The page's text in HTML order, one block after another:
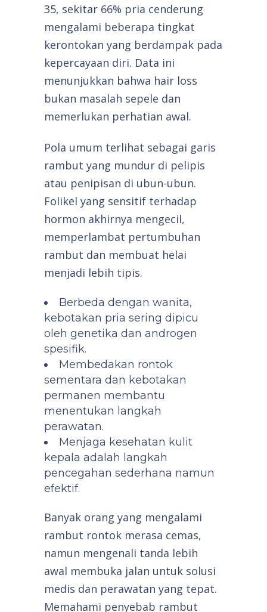
35, sekitar 66% pria cenderung
mengalami beberapa tingkat
kerontokan yang berdampak pada
kepercayaan diri. Data ini
menunjukkan bahwa hair loss
bukan masalah sepele dan
memerlukan perhatian awal.
Pola umum terlihat sebagai garis
rambut yang mundur di pelipis
atau penipisan di ubun-ubun.
Folikel yang sensitif terhadap
hormon akhirnya mengecil,
memperlambat pertumbuhan
rambut dan membuat helai
menjadi lebih tipis.
Berbeda dengan wanita,
kebotakan pria sering dipicu
oleh genetika dan androgen
spesifik.
Membedakan rontok
sementara dan kebotakan
permanen membantu
menentukan langkah
perawatan.
Menjaga kesehatan kulit
kepala adalah langkah
pencegahan sederhana namun
efektif.
Banyak orang yang mengalami
rambut rontok merasa cemas,
namun mengenali tanda lebih
awal membuka jalan untuk solusi
medis dan perawatan yang tepat.
Memahami penyebab rambut